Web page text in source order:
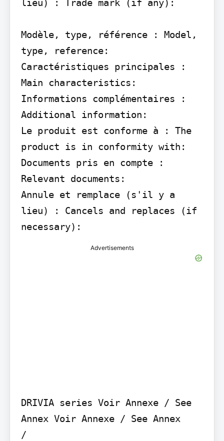
lieu) : Trade mark (if any):
Modèle, type, référence : Model,
type, reference:
Caractéristiques principales :
Main characteristics:
Informations complémentaires :
Additional information:
Le produit est conforme à : The
product is in conformity with:
Documents pris en compte :
Relevant documents:
Annule et remplace (s'il y a
lieu) : Cancels and replaces (if
necessary):
Advertisements
DRIVIA series Voir Annexe / See
Annex Voir Annexe / See Annex
/